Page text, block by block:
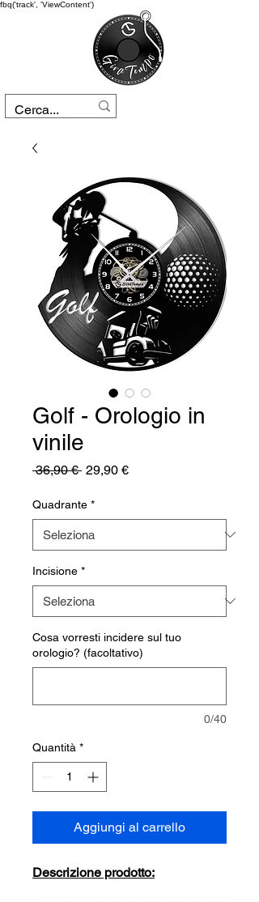
fbq('track', 'ViewContent')
Golf - Orologio in
vinile
36,90 € Prezzo
29,90 €Prezzo
Quadrante *
Incisione *
Cosa vorresti incidere sul tuo
orologio? (facoltativo)
0/40
Quantità *
Aggiungi al carrello
Descrizione prodotto: